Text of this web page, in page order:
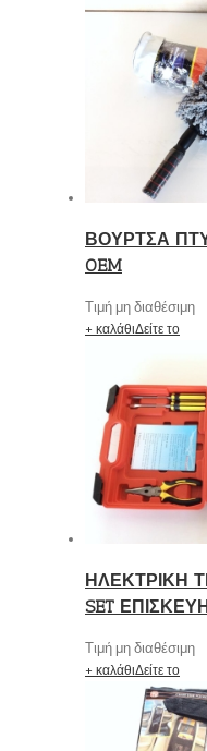
ΒΟΥΡΤΣΑ
OEM
Τιμή μη διαθέσιμη
+ καλάθιΔείτε το
ΗΛΕΚΤΡΙΚΗ
SET
Τιμή μη διαθέσιμη
+ καλάθιΔείτε το